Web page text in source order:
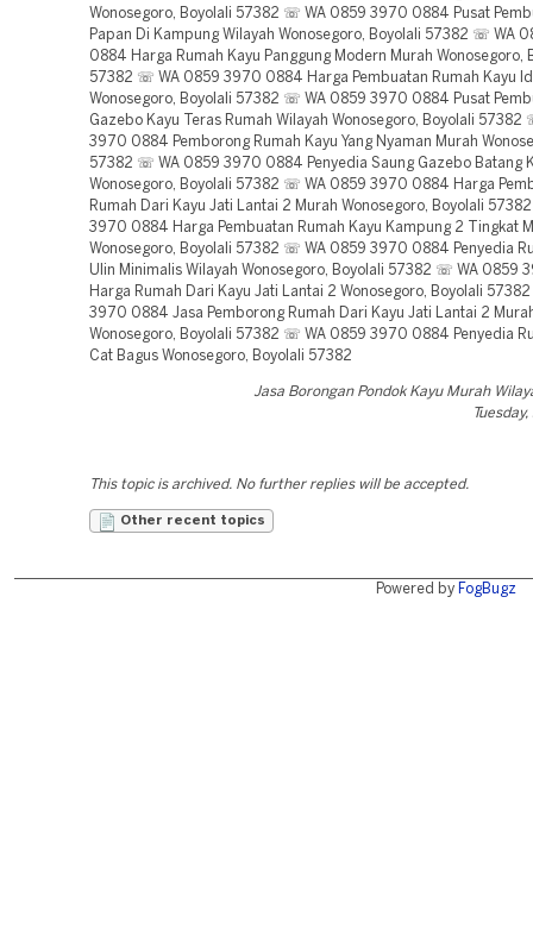
Wonosegoro, Boyolali 57382 ☏ WA 0859 3970 0884 Pusat
Papan Di Kampung Wilayah Wonosegoro, Boyolali 57382 ☏ WA
0884 Harga Rumah Kayu Panggung Modern Murah Wonosegoro,
57382 ☏ WA 0859 3970 0884 Harga Pembuatan Rumah Kayu
Wonosegoro, Boyolali 57382 ☏ WA 0859 3970 0884 Pusat
Gazebo Kayu Teras Rumah Wilayah Wonosegoro, Boyolali
3970 0884 Pemborong Rumah Kayu Yang Nyaman Murah
57382 ☏ WA 0859 3970 0884 Penyedia Saung Gazebo Batang
Wonosegoro, Boyolali 57382 ☏ WA 0859 3970 0884 Harga
Rumah Dari Kayu Jati Lantai 2 Murah Wonosegoro, Boyolali
3970 0884 Harga Pembuatan Rumah Kayu Kampung 2 Tingkat
Wonosegoro, Boyolali 57382 ☏ WA 0859 3970 0884 Penyedia
Ulin Minimalis Wilayah Wonosegoro, Boyolali 57382 ☏ WA 0859
Harga Rumah Dari Kayu Jati Lantai 2 Wonosegoro, Boyolali
3970 0884 Jasa Pemborong Rumah Dari Kayu Jati Lantai 2
Wonosegoro, Boyolali 57382 ☏ WA 0859 3970 0884 Penyedia
Cat Bagus Wonosegoro, Boyolali 57382
Jasa Borongan Pondok Kayu Murah
This topic is archived. No further replies will be accepted.
Other recent topics
Powered by FogBugz